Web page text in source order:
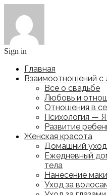
Sign in
Главная
Взаимоотношений с
Все о свадьбе
Любовь и
Отношения в
Психология —
Развитие
Женская красота
Домашний уход
Ежедневный
тела
Нанесение
Уход за